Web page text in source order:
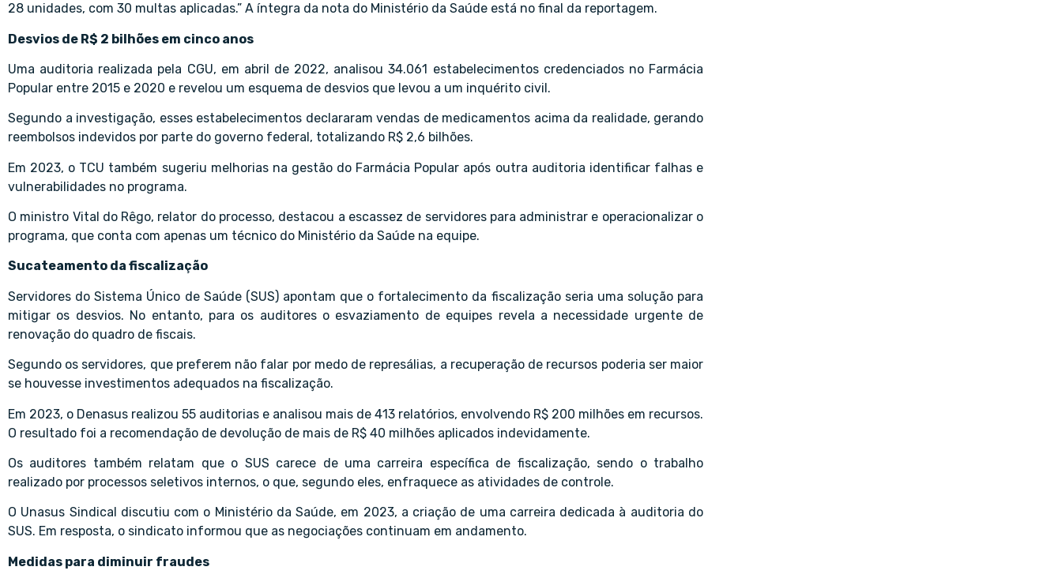
28 unidades, com 30 multas aplicadas.” A íntegra da nota do Ministério da Saúde está no final da reportagem.
Desvios de R$ 2 bilhões em cinco anos
Uma auditoria realizada pela CGU, em abril de 2022, analisou 34.061 estabelecimentos credenciados no Farmácia
Popular entre 2015 e 2020 e revelou um esquema de desvios que levou a um inquérito civil.
Segundo a investigação, esses estabelecimentos declararam vendas de medicamentos acima da realidade, gerando
reembolsos indevidos por parte do governo federal, totalizando R$ 2,6 bilhões.
Em 2023, o TCU também sugeriu melhorias na gestão do Farmácia Popular após outra auditoria identificar falhas e
vulnerabilidades no programa.
O ministro Vital do Rêgo, relator do processo, destacou a escassez de servidores para administrar e operacionalizar o
programa, que conta com apenas um técnico do Ministério da Saúde na equipe.
Sucateamento da fiscalização
Servidores do Sistema Único de Saúde (SUS) apontam que o fortalecimento da fiscalização seria uma solução para
mitigar os desvios. No entanto, para os auditores o esvaziamento de equipes revela a necessidade urgente de
renovação do quadro de fiscais.
Segundo os servidores, que preferem não falar por medo de represálias, a recuperação de recursos poderia ser maior
se houvesse investimentos adequados na fiscalização.
Em 2023, o Denasus realizou 55 auditorias e analisou mais de 413 relatórios, envolvendo R$ 200 milhões em recursos.
O resultado foi a recomendação de devolução de mais de R$ 40 milhões aplicados indevidamente.
Os auditores também relatam que o SUS carece de uma carreira específica de fiscalização, sendo o trabalho
realizado por processos seletivos internos, o que, segundo eles, enfraquece as atividades de controle.
O Unasus Sindical discutiu com o Ministério da Saúde, em 2023, a criação de uma carreira dedicada à auditoria do
SUS. Em resposta, o sindicato informou que as negociações continuam em andamento.
Medidas para diminuir fraudes